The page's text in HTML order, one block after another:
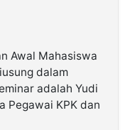
Awal Mahasiswa
dalam
adalah Yudi
Pegawai KPK dan